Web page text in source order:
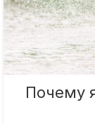
Почему